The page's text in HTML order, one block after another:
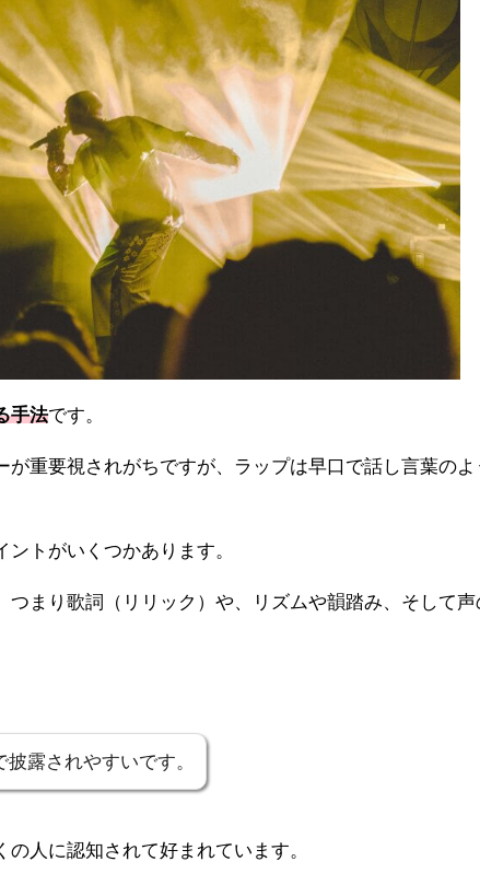
手法です。
重要視されがちですが、ラップは早口で話し言葉のよ
トがいくつかあります。
つまり歌詞（リリック）や、リズムや韻踏み、そして
露されやすいです。
人に認知されて好まれています。